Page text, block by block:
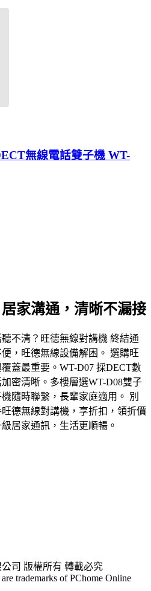
無線電話雙子機 WT-
家溝通，清晰不漏接
不清？旺德無線對講機 終結通
，旺德無線設備解困。 選購旺
蓋最重要。WT-D07 採DECT數
密清晰。多樓層選WT-D08雙子
隨時聯繫，長輩家庭適用。 別
德無線對講機，享折扣，領折價
居家通訊，生活更順暢。
司 版權所有 轉載必究
trademarks of PChome Online